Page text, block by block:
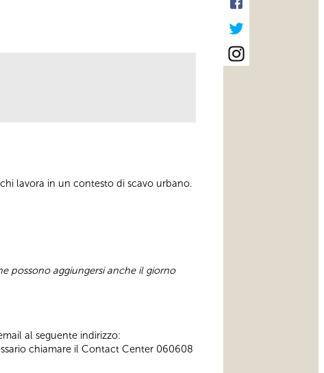
lavora in un contesto di scavo urbano.
possono aggiungersi anche il giorno
al seguente indirizzo:
chiamare il Contact Center 060608